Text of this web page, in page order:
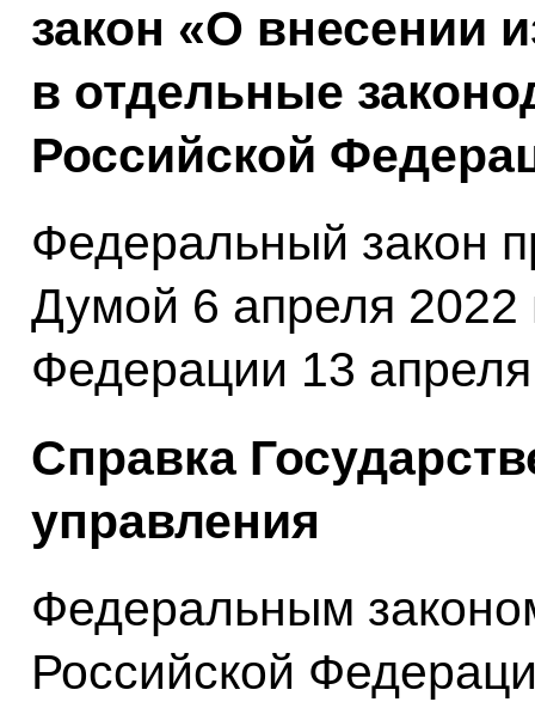
закон «О внесении
в отдельные
Российской
Федеральный закон
Думой 6 апреля 2022
Федерации 13
Справка
управления
Федеральным
Российской